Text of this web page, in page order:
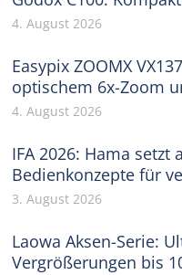
4. August 2026
Easypix ZOOMX
optischem 6x-Zoom
4. August 2026
IFA 2026: Hama setzt
Bedienkonzepte für
3. August 2026
Laowa Aksen-Serie:
Vergrößerungen bis